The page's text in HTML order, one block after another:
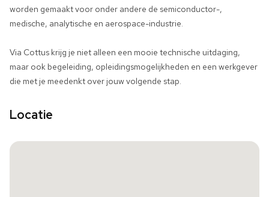
worden gemaakt voor onder andere de semiconductor-,
medische, analytische en aerospace-industrie.
Via Cottus krijg je niet alleen een mooie technische uitdaging,
maar ook begeleiding, opleidingsmogelijkheden en een werkgever
die met je meedenkt over jouw volgende stap.
Locatie